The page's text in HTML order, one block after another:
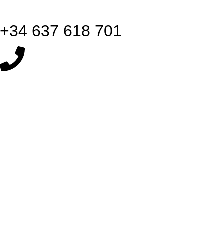
+34 637 618 701